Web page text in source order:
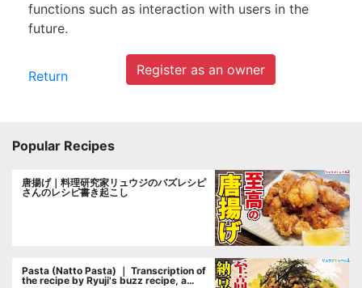
functions such as interaction with users in the
future.
Return Register as an owner
Popular Recipes
唐揚げ｜料理研究家リュウジのバズレシピ
さんのレシピ書き起こし
Pasta (Natto Pasta) ｜ Transcription of
the recipe by Ryuji's buzz recipe, a